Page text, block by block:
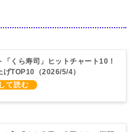
「くら寿司」ヒットチャート10！
げTOP10（2026/5/4）